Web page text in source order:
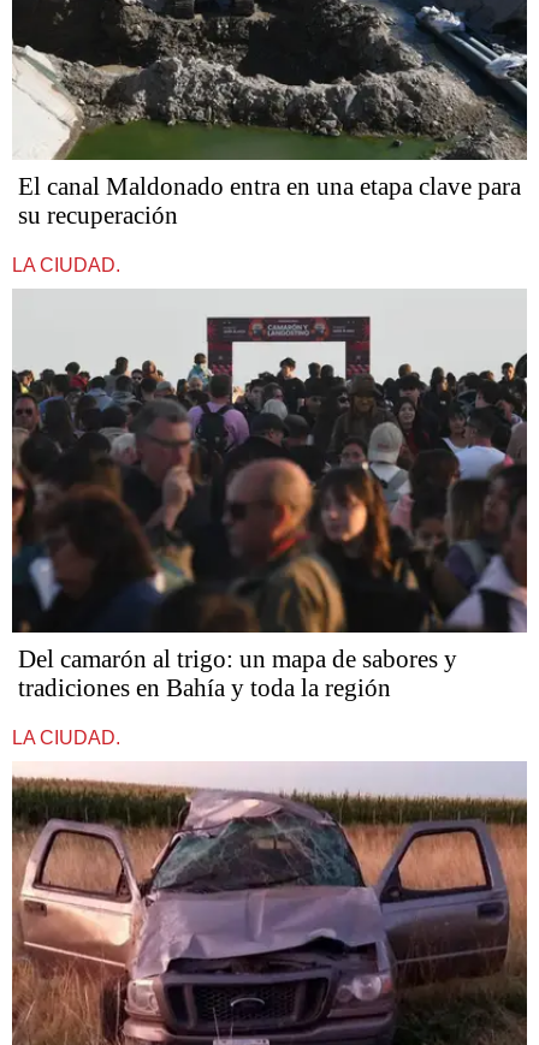
El canal Maldonado entra en una etapa clave para
su recuperación
LA CIUDAD.
Del camarón al trigo: un mapa de sabores y
tradiciones en Bahía y toda la región
LA CIUDAD.